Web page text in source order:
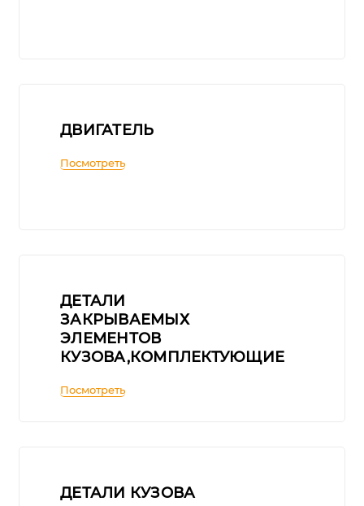
ДВИГАТЕЛЬ
Посмотреть
ДЕТАЛИ
ЗАКРЫВАЕМЫХ
ЭЛЕМЕНТОВ
КУЗОВА,КОМПЛЕКТУЮЩИЕ
Посмотреть
ДЕТАЛИ КУЗОВА